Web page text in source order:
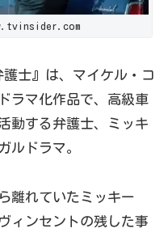
護士 』は、 マイケル・コ
ラマ化作品で、高級車
動する弁護士、ミッキ
ルドラマ。
離れていたミッキー
ィンセントの残した事